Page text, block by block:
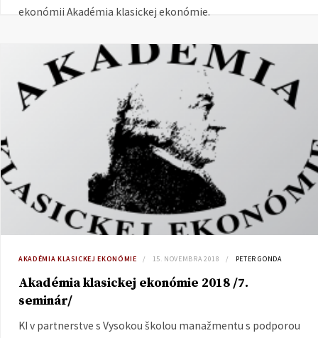
ekonómii Akadémia klasickej ekonómie.
AKADÉMIA KLASICKEJ EKONÓMIE 15. NOVEMBRA 2018 PETER GONDA
Akadémia klasickej ekonómie 2018 /7.
seminár/
KI v partnerstve s Vysokou školou manažmentu s podporou